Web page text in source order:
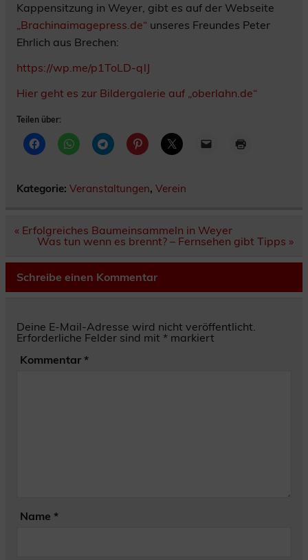
Kappensitzung in Weyer, gibt es auf der Webseite
„Brachinaimagepress.de“ unseres Freundes Peter
Ehrlich aus Brechen:
https://wp.me/p1ToLD-qlJ
Hier geht es zur Bildergalerie auf „oberlahn.de“
Teilen über:
Kategorie: Veranstaltungen, Verein
Beitragsnavigation
« Erfolgreiches Baumeinsammeln in Weyer
Was tun wenn es brennt? – Fernsehen gibt Tipps »
Schreibe einen Kommentar
Deine E-Mail-Adresse wird nicht veröffentlicht.
Erforderliche Felder sind mit * markiert
Kommentar *
Name *